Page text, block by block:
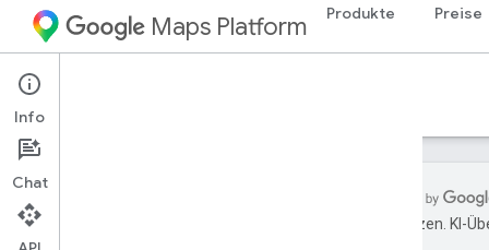
Maps Platform Produkte Preise
Support Services
übersetzen. KI-
Info
Chat